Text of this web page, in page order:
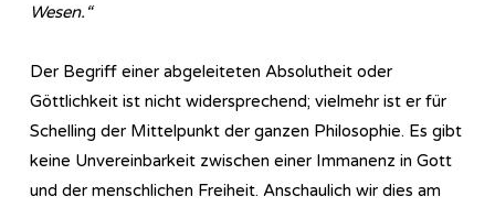
Wesen.“
Der Begriff einer abgeleiteten Absolutheit oder
Göttlichkeit ist nicht widersprechend; vielmehr ist er für
Schelling der Mittelpunkt der ganzen Philosophie. Es gibt
keine Unvereinbarkeit zwischen einer Immanenz in Gott
und der menschlichen Freiheit. Anschaulich wir dies am